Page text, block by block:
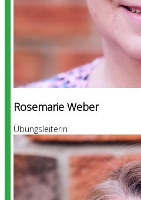
Rosemarie Weber
Übungsleiterin